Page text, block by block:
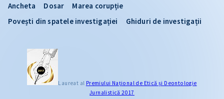
Ancheta Dosar
Marea corupție
Povești din spatele investigației
Ghiduri de investigații
Laureat al Premiului Naţional de Etică și Deontologie
Jurnalistică 2017